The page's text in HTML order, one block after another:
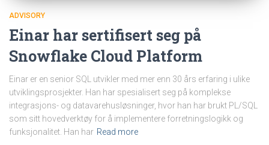
ADVISORY
Einar har sertifisert seg på
Snowflake Cloud Platform
Einar er en senior SQL utvikler med mer enn 30 års erfaring i ulike
utviklingsprosjekter. Han har spesialisert seg på komplekse
integrasjons- og datavarehusløsninger, hvor han har brukt PL/SQL
som sitt hovedverktøy for å implementere forretningslogikk og
funksjonalitet. Han har Read more